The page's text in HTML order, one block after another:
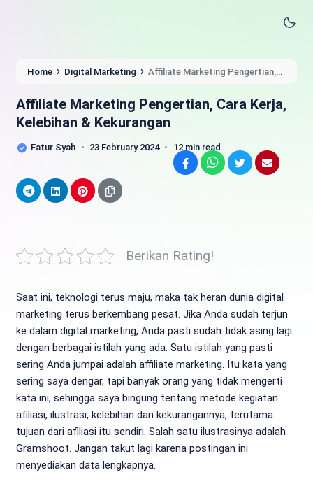
Home › Digital Marketing › Affiliate Marketing Pengertian,
Affiliate Marketing Pengertian, Cara Kerja,
Kelebihan & Kekurangan
Fatur Syah 23 February 2024 12 min read
Berikan Rating!
Saat ini, teknologi terus maju, maka tak heran dunia digital
marketing terus berkembang pesat. Jika Anda sudah terjun
ke dalam digital marketing, Anda pasti sudah tidak asing lagi
dengan berbagai istilah yang ada. Satu istilah yang pasti
sering Anda jumpai adalah affiliate marketing. Itu kata yang
sering saya dengar, tapi banyak orang yang tidak mengerti
kata ini, sehingga saya bingung tentang metode kegiatan
afiliasi, ilustrasi, kelebihan dan kekurangannya, terutama
tujuan dari afiliasi itu sendiri. Salah satu ilustrasinya adalah
Gramshoot. Jangan takut lagi karena postingan ini
menyediakan data lengkapnya.